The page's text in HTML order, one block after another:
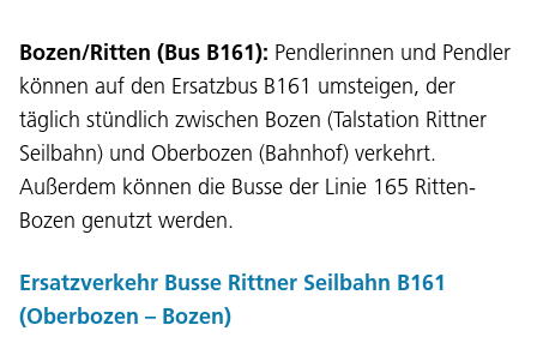
Bozen/Ritten (Bus B161): Pendlerinnen und Pendler
können auf den Ersatzbus B161 umsteigen, der
täglich stündlich zwischen Bozen (Talstation Rittner
Seilbahn) und Oberbozen (Bahnhof) verkehrt.
Außerdem können die Busse der Linie 165 Ritten-
Bozen genutzt werden.
Ersatzverkehr Busse Rittner Seilbahn B161
(Oberbozen – Bozen)